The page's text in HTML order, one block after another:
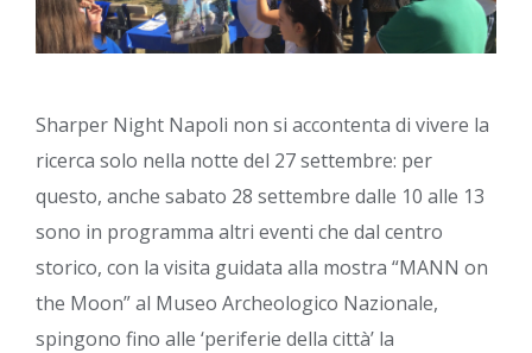
Sharper Night Napoli non si accontenta di vivere la
ricerca solo nella notte del 27 settembre: per
questo, anche sabato 28 settembre dalle 10 alle 13
sono in programma altri eventi che dal centro
storico, con la visita guidata alla mostra “MANN on
the Moon” al Museo Archeologico Nazionale,
spingono fino alle ‘periferie della città’ la